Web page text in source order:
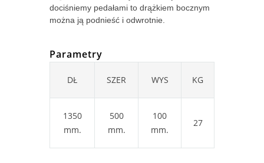
dociśniemy pedałami to drążkiem bocznym
można ją podnieść i odwrotnie.
Parametry
DŁ SZER WYS KG
1350
mm.
500
mm.
100
mm.
27